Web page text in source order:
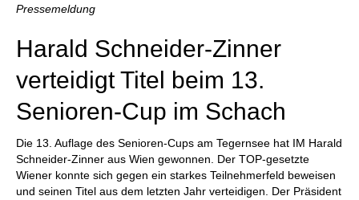
Pressemeldung
Harald Schneider-Zinner
verteidigt Titel beim 13.
Senioren-Cup im Schach
Die 13. Auflage des Senioren-Cups am Tegernsee hat IM Harald
Schneider-Zinner aus Wien gewonnen. Der TOP-gesetzte
Wiener konnte sich gegen ein starkes Teilnehmerfeld beweisen
und seinen Titel aus dem letzten Jahr verteidigen. Der Präsident